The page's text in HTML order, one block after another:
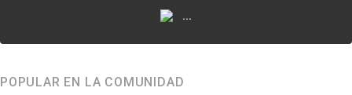
...
POPULAR EN LA COMUNIDAD